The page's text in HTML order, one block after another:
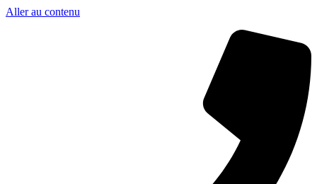
Aller au contenu